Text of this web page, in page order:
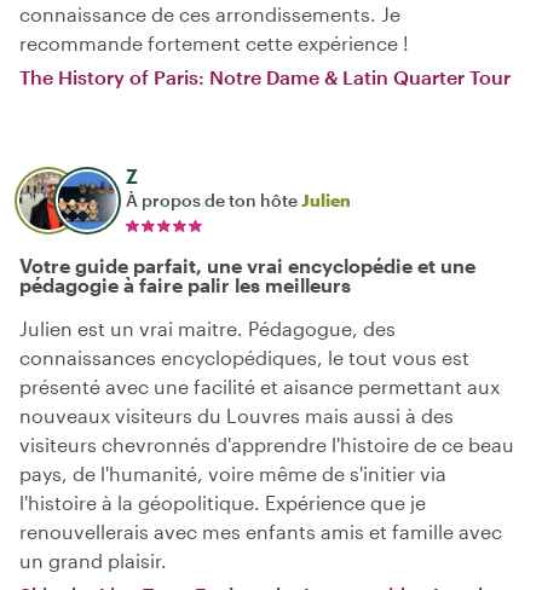
connaissance de ces arrondissements. Je
recommande fortement cette expérience !
The History of Paris: Notre Dame & Latin Quarter Tour
Z
À propos de ton hôteJulien
Votre guide parfait, une vrai encyclopédie et une
pédagogie à faire palir les meilleurs
Julien est un vrai maitre. Pédagogue, des
connaissances encyclopédiques, le tout vous est
présenté avec une facilité et aisance permettant aux
nouveaux visiteurs du Louvres mais aussi à des
visiteurs chevronnés d'apprendre l'histoire de ce beau
pays, de l'humanité, voire même de s'initier via
l'histoire à la géopolitique. Expérience que je
renouvellerais avec mes enfants amis et famille avec
un grand plaisir.